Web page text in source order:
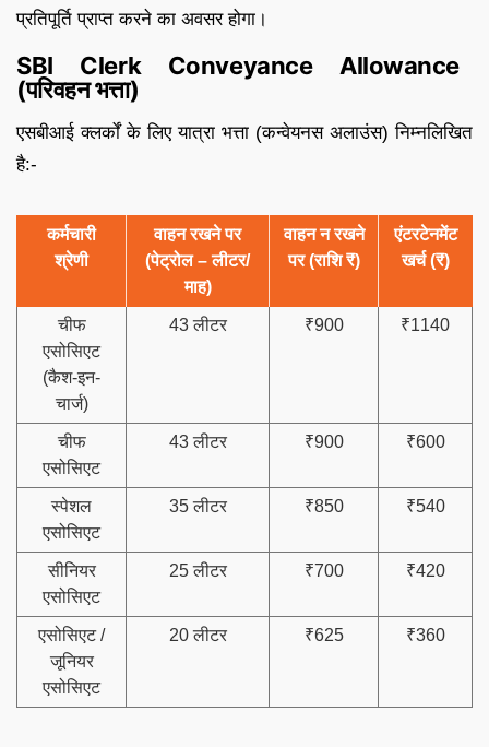
प्रतिपूर्ति प्राप्त करने का अवसर होगा।
SBI Clerk Conveyance Allowance
(परिवहन भत्ता)
एसबीआई क्लर्कों के लिए यात्रा भत्ता (कन्वेयनस अलाउंस) निम्नलिखित
है:-
कर्मचारी
श्रेणी
वाहन रखने पर
(पेट्रोल – लीटर/
माह)
वाहन न रखने
पर (राशि ₹)
एंटरटेनमेंट
खर्च (₹)
चीफ
एसोसिएट
(कैश-इन-
चार्ज)
43 लीटर ₹900 ₹1140
चीफ
एसोसिएट
43 लीटर ₹900 ₹600
स्पेशल
एसोसिएट
35 लीटर ₹850 ₹540
सीनियर
एसोसिएट
25 लीटर ₹700 ₹420
एसोसिएट /
जूनियर
एसोसिएट
20 लीटर ₹625 ₹360